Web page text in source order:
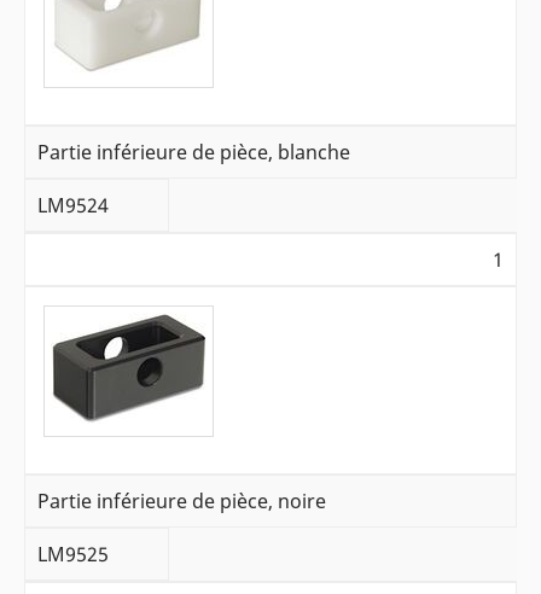
Partie inférieure de pièce, blanche
LM9524
1
Partie inférieure de pièce, noire
LM9525